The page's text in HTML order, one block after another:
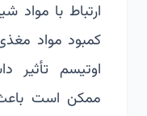
ارتباط با مواد
کمبود مواد
اوتیسم تأثیر
ممکن است